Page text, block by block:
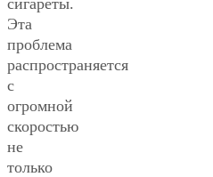
Эта
проблема
распространяется
с
огромной
скоростью
не
только